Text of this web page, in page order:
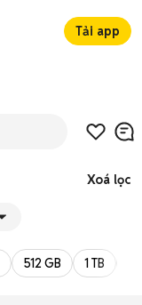
Tải app
Xoá lọc
512 GB 1 TB